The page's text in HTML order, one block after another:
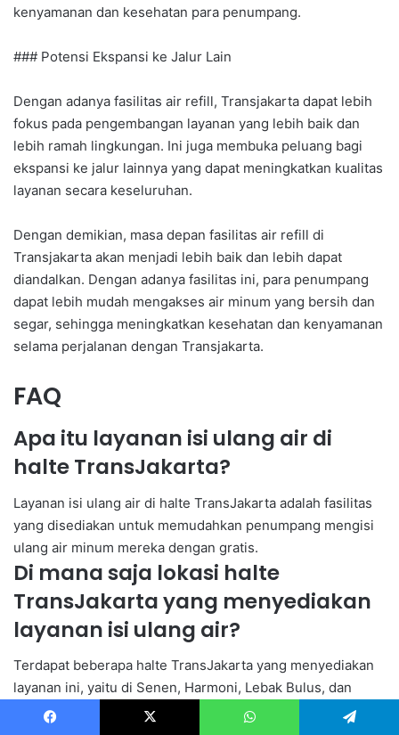
kenyamanan dan kesehatan para penumpang.
### Potensi Ekspansi ke Jalur Lain
Dengan adanya fasilitas air refill, Transjakarta dapat lebih
fokus pada pengembangan layanan yang lebih baik dan
lebih ramah lingkungan. Ini juga membuka peluang bagi
ekspansi ke jalur lainnya yang dapat meningkatkan kualitas
layanan secara keseluruhan.
Dengan demikian, masa depan fasilitas air refill di
Transjakarta akan menjadi lebih baik dan lebih dapat
diandalkan. Dengan adanya fasilitas ini, para penumpang
dapat lebih mudah mengakses air minum yang bersih dan
segar, sehingga meningkatkan kesehatan dan kenyamanan
selama perjalanan dengan Transjakarta.
FAQ
Apa itu layanan isi ulang air di
halte TransJakarta?
Layanan isi ulang air di halte TransJakarta adalah fasilitas
yang disediakan untuk memudahkan penumpang mengisi
ulang air minum mereka dengan gratis.
Di mana saja lokasi halte
TransJakarta yang menyediakan
layanan isi ulang air?
Terdapat beberapa halte TransJakarta yang menyediakan
layanan ini, yaitu di Senen, Harmoni, Lebak Bulus, dan
beberapa lokasi lainnya.